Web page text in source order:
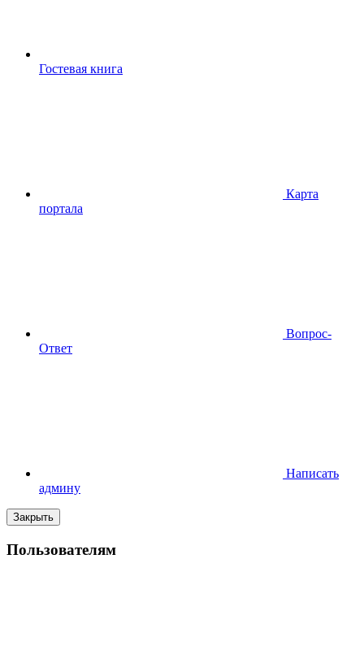
Гостевая книга
Карта
портала
Вопрос-
Ответ
Написать
админу
Закрыть
Пользователям